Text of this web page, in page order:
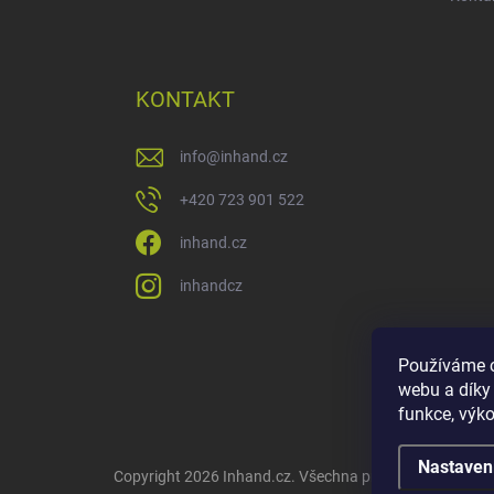
Používáme
webu a
funkce,
KONTAKT
info@inhand.cz
+420 723 901 522
inhand.cz
inhandcz
Copyright 2026 Inhand.cz. Všechna práva vyhrazena.